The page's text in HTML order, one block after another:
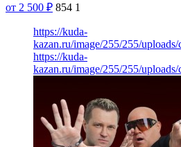
от 2 500 ₽ 854 1
https://kuda-
kazan.ru/image/255/255/
https://kuda-
kazan.ru/image/255/255/